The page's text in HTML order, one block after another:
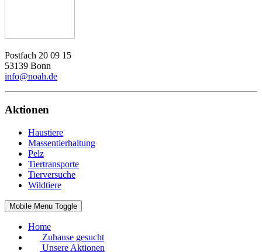
Postfach 20 09 15
53139 Bonn
info@noah.de
Aktionen
Haustiere
Massentierhaltung
Pelz
Tiertransporte
Tierversuche
Wildtiere
Mobile Menu Toggle
Home
Zuhause gesucht
Unsere Aktionen